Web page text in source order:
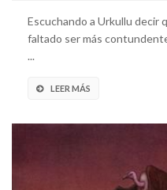
Escuchando a Urkullu decir
faltado ser más
...
LEER MÁS